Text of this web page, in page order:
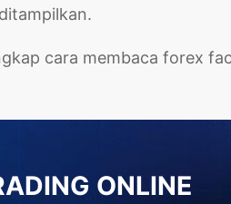
cara membaca forex
ONLINE